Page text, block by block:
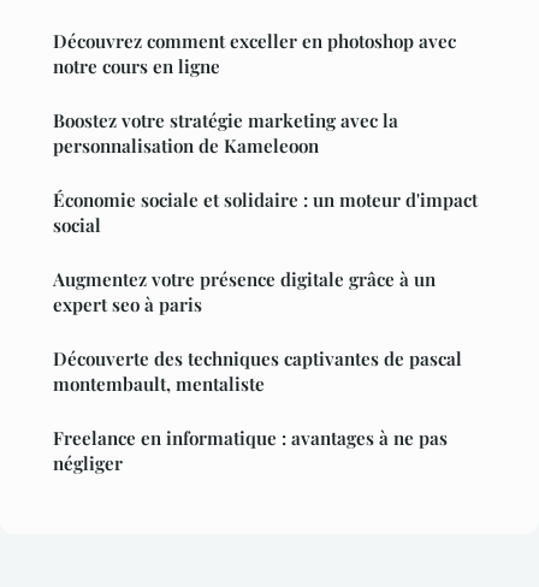
Découvrez comment exceller en photoshop avec
notre cours en ligne
Boostez votre stratégie marketing avec la
personnalisation de Kameleoon
Économie sociale et solidaire : un moteur d'impact
social
Augmentez votre présence digitale grâce à un
expert seo à paris
Découverte des techniques captivantes de pascal
montembault, mentaliste
Freelance en informatique : avantages à ne pas
négliger